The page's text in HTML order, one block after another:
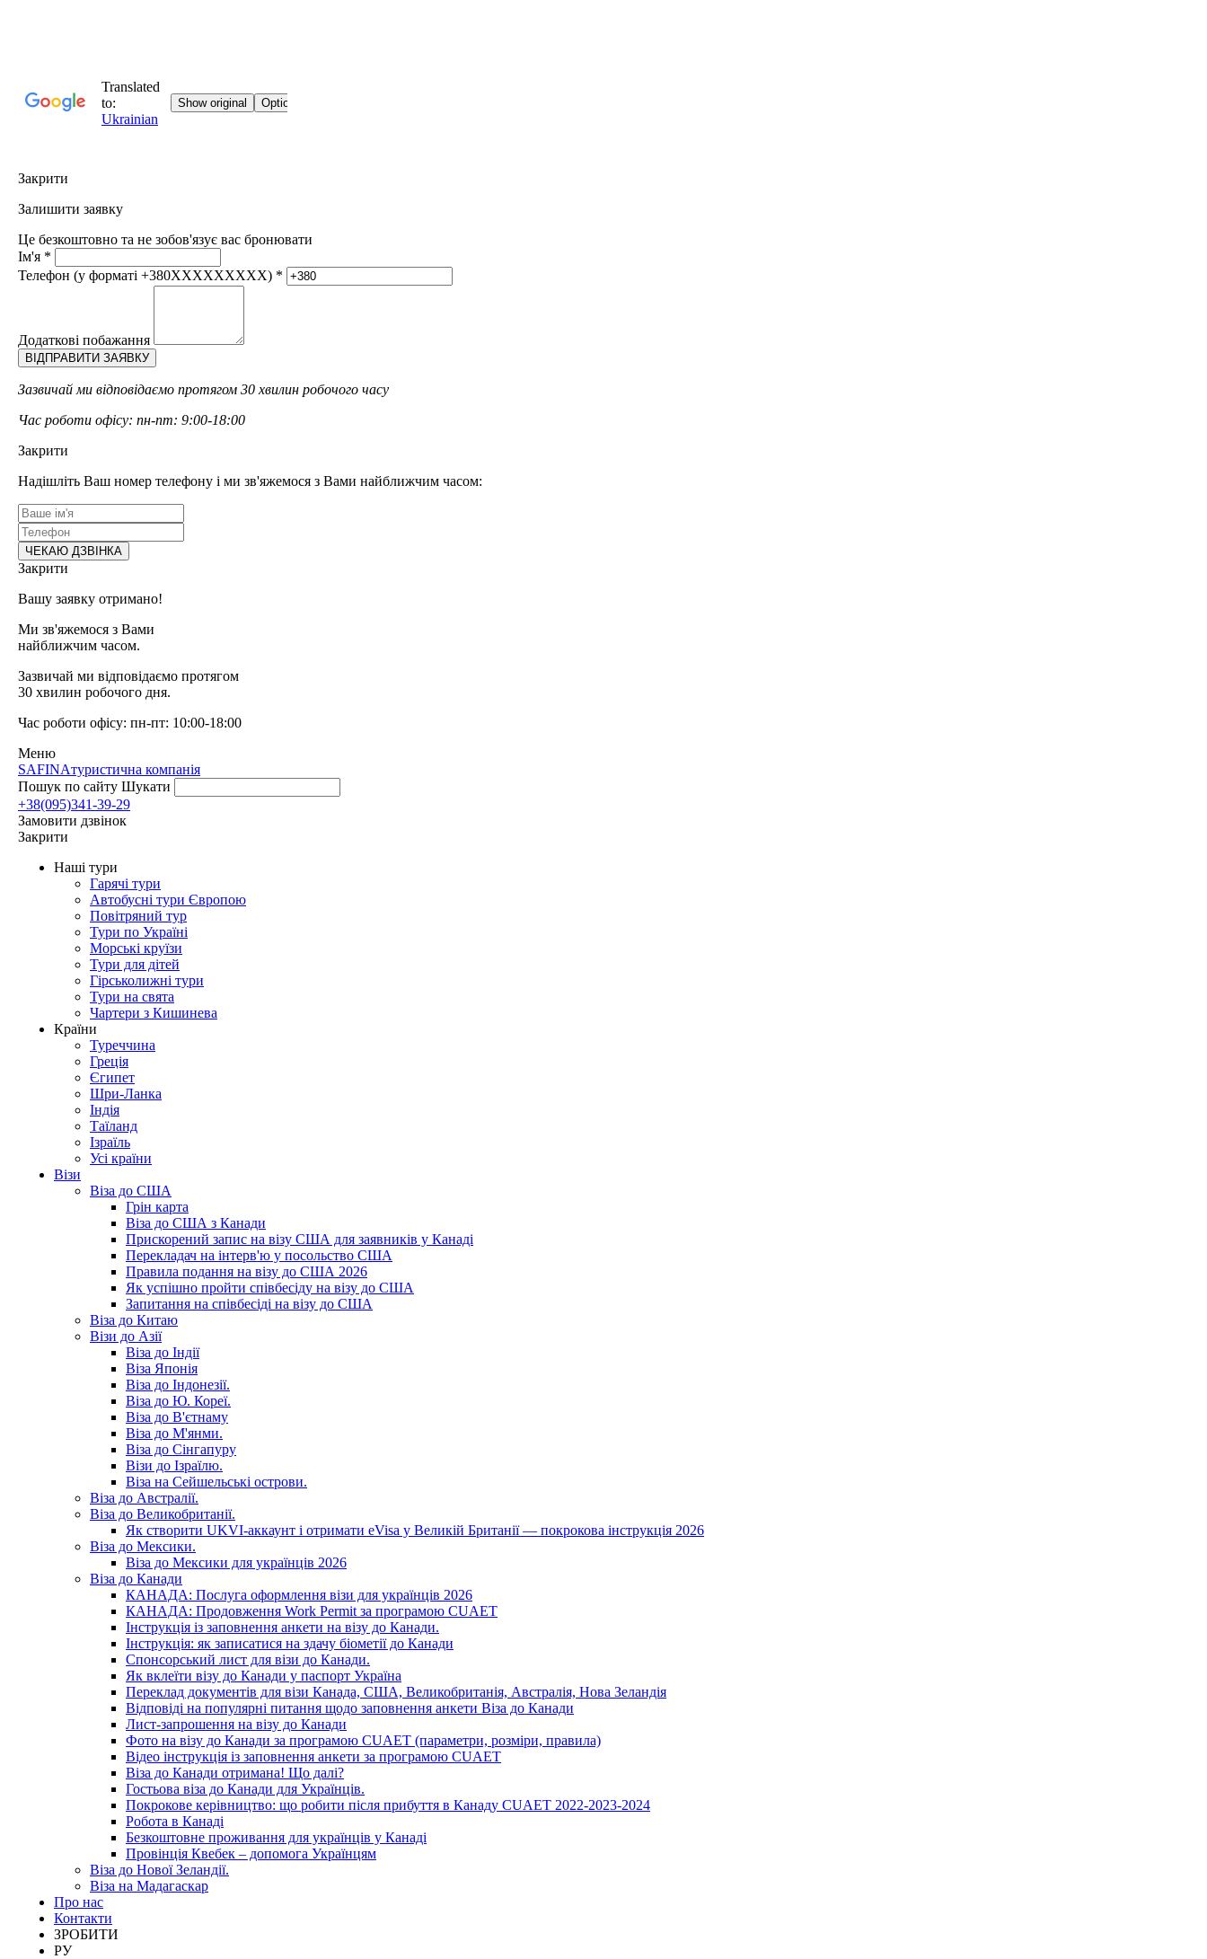
Закрити
Залишити заявку
Це безкоштовно та не зобов'язує вас бронювати
Ім'я *
Телефон (у форматі +380XXXXXXXXX) *
Додаткові побажання
Зазвичай ми відповідаємо протягом 30 хвилин робочого часу
Час роботи офісу: пн-пт: 9:00-18:00
Закрити
Надішліть Ваш номер телефону і ми зв'яжемося з Вами найближчим часом:
Закрити
Вашу заявку отримано!
Ми зв'яжемося з Вами
найближчим часом.
Зазвичай ми відповідаємо протягом
30 хвилин робочого дня.
Час роботи офісу: пн-пт: 10:00-18:00
Меню
SAFINAтуристична компанія
Пошук по сайту Шукати
+38(095)341-39-29
Замовити дзвінок
Закрити
Наші тури
Гарячі тури
Автобусні тури Європою
Повітряний тур
Тури по Україні
Морські круїзи
Тури для дітей
Гірськолижні тури
Тури на свята
Чартери з Кишинева
Країни
Туреччина
Греція
Єгипет
Шри-Ланка
Індія
Таїланд
Ізраїль
Усі країни
Візи
Віза до США
Грін карта
Віза до США з Канади
Прискорений запис на візу США для заявників у Канаді
Перекладач на інтерв'ю у посольство США
Правила подання на візу до США 2026
Як успішно пройти співбесіду на візу до США
Запитання на співбесіді на візу до США
Віза до Китаю
Візи до Азії
Віза до Індії
Віза Японія
Віза до Індонезії.
Віза до Ю. Кореї.
Віза до В'єтнаму
Віза до М'янми.
Віза до Сінгапуру
Візи до Ізраїлю.
Віза на Сейшельські острови.
Віза до Австралії.
Віза до Великобританії.
Як створити UKVI-аккаунт і отримати eVisa у Великій Британії — покрокова інструкція 2026
Віза до Мексики.
Віза до Мексики для українців 2026
Віза до Канади
КАНАДА: Послуга оформлення візи для українців 2026
КАНАДА: Продовження Work Permit за програмою CUAET
Інструкція із заповнення анкети на візу до Канади.
Інструкція: як записатися на здачу біометії до Канади
Спонсорський лист для візи до Канади.
Як вклеїти візу до Канади у паспорт Україна
Переклад документів для візи Канада, США, Великобританія, Австралія, Нова Зеландія
Відповіді на популярні питання щодо заповнення анкети Віза до Канади
Лист-запрошення на візу до Канади
Фото на візу до Канади за програмою CUAET (параметри, розміри, правила)
Відео інструкція із заповнення анкети за програмою CUAET
Віза до Канади отримана! Що далі?
Гостьова віза до Канади для Українців.
Покрокове керівництво: що робити після прибуття в Канаду CUAET 2022-2023-2024
Робота в Канаді
Безкоштовне проживання для українців у Канаді
Провінція Квебек – допомога Українцям
Віза до Нової Зеландії.
Віза на Мадагаскар
Про нас
Контакти
ЗРОБИТИ
РУ